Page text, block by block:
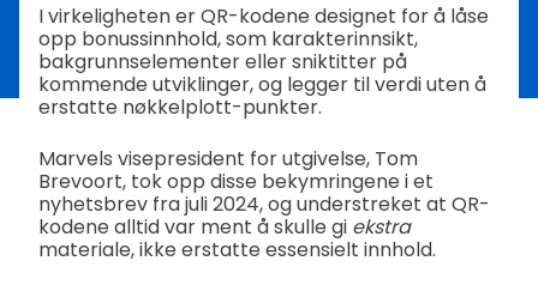
I virkeligheten er QR-kodene designet for å låse
opp bonussinnhold, som karakterinnsikt,
bakgrunnselementer eller sniktitter på
kommende utviklinger, og legger til verdi uten å
erstatte nøkkelplott-punkter.
Marvels visepresident for utgivelse, Tom
Brevoort, tok opp disse bekymringene i et
nyhetsbrev fra juli 2024, og understreket at QR-
kodene alltid var ment å skulle gi ekstra
materiale, ikke erstatte essensielt innhold.